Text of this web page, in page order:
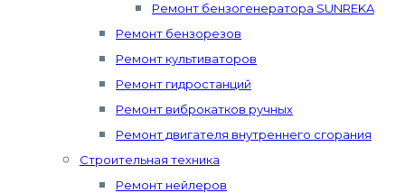
Ремонт бензогенератора SUNREKA
Ремонт бензорезов
Ремонт культиваторов
Ремонт гидростанций
Ремонт виброкатков ручных
Ремонт двигателя внутреннего сгорания
Строительная техника
Ремонт нейлеров